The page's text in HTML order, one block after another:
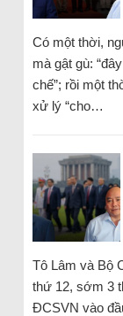
Có một thời,
mà gật gù:
chế”; rồi một
xử lý “cho…
Tô Lâm và Bộ
thứ 12, sớm 3
ĐCSVN vào